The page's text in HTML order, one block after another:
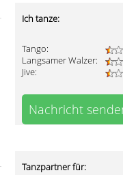
Ich tanze:
Tango:
Langsamer Walzer:
Jive:
Nachricht
Tanzpartner für: